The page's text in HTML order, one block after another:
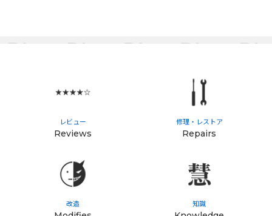
レビュー
Reviews
修理・レストア
Repairs
改造 知識